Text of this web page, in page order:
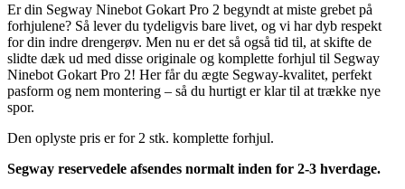
Er din Segway Ninebot Gokart Pro 2 begyndt at miste grebet på
forhjulene? Så lever du tydeligvis bare livet, og vi har dyb respekt
for din indre drengerøv. Men nu er det så også tid til, at skifte de
slidte dæk ud med disse originale og komplette forhjul til Segway
Ninebot Gokart Pro 2! Her får du ægte Segway-kvalitet, perfekt
pasform og nem montering – så du hurtigt er klar til at trække nye
spor.
Den oplyste pris er for 2 stk. komplette forhjul.
Segway reservedele afsendes normalt inden for 2-3 hverdage.